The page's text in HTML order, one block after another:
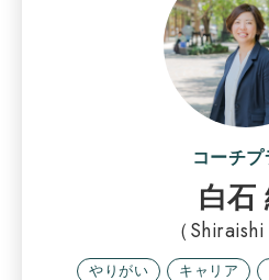
コーチプ
白石
（Shiraishi
やりがい キャリア